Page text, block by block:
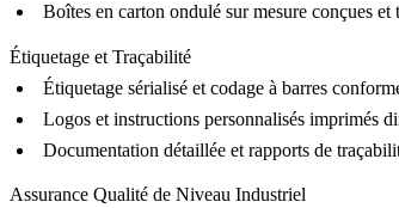
Boîtes en carton ondulé sur mesure conçues
Étiquetage et Traçabilité
Étiquetage sérialisé et codage à barres
Logos et instructions personnalisés imprimés
Documentation détaillée et rapports de
Assurance Qualité de Niveau Industriel